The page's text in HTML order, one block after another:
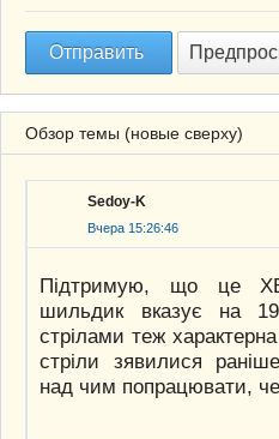
Обзор темы (новые сверху)
Sedoy-K
Вчера 15:26:46
Підтримую, що це
шильдик вказує на
стрілами теж
стріли зявилися
над чим попрацювати,